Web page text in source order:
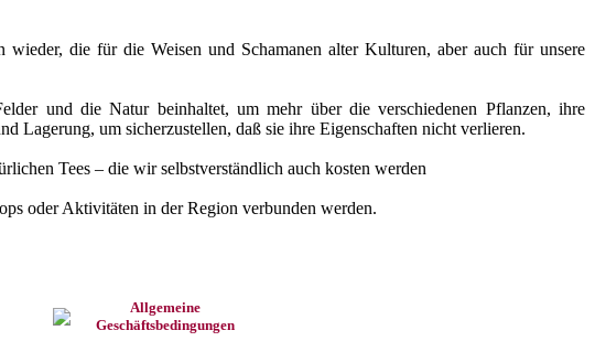
die für die Weisen und Schamanen alter Kulturen, aber auch für unsere
und die Natur beinhaltet, um mehr über die verschiedenen Pflanzen, ihre
Lagerung, um sicherzustellen, daß sie ihre Eigenschaften nicht verlieren.
Tees – die wir selbstverständlich auch kosten werden
oder Aktivitäten in der Region verbunden werden.
Allgemeine
Geschäftsbedingungen